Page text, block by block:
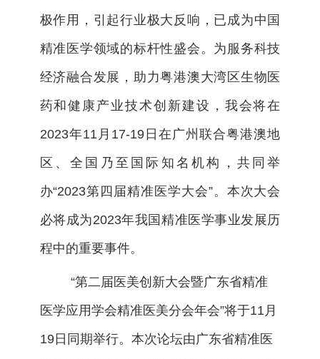
极作用，引起行业极大反响，已成为中国
精准医学领域的标杆性盛会。为服务科技
经济融合发展，助力粤港澳大湾区生物医
药和健康产业技术创新建设，我会将在
2023年11月17-19日在广州联合粤港澳地
区、全国乃至国际知名机构，共同举
办“2023第四届精准医学大会”。本次大会
必将成为2023年我国精准医学事业发展历
程中的重要事件。
“第二届医美创新大会暨广东省精准
医学应用学会精准医美分会年会”将于11月
19日同期举行。本次论坛由广东省精准医